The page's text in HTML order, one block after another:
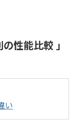
性能比較 」
い